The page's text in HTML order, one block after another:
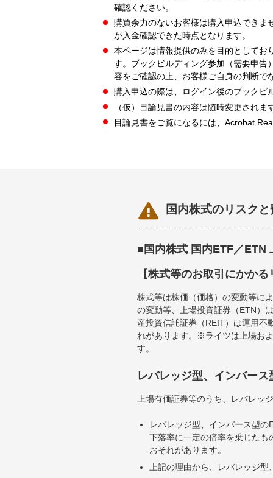
確認ください。
購買余力のないお客様は購入申込でき
が入金確認できた時点となります。
本ページは情報提供のみを目的としてお
す。ブックビルディング参加（需要申告
容をご確認の上、お客様ご自身の判断で
購入申込の際は、ログイン後のブックビ
（仮）目論見書の内容は随時変更されま
目論見書をご覧になるには、Acrobat
 国内株式のリスク
■国内株式 国内ETF／ETN
【株式等のお取引にかか
株式等は株価（価格）の変動等に
の変動等、上場投資証券（ETN）
産投資信託証券（REIT）は運用不
れがあります。※ライツは上場お
す。
レバレッジ型、インバー
上場有価証券等のうち、レバレ
レバレッジ型、インバース型
下落率に一定の倍率を乗じた
おそれがあります。
上記の理由から、レバレッジ